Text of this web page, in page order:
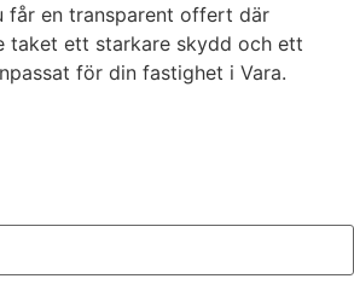
får en transparent offert där
taket ett starkare skydd och ett
för din fastighet i Vara.